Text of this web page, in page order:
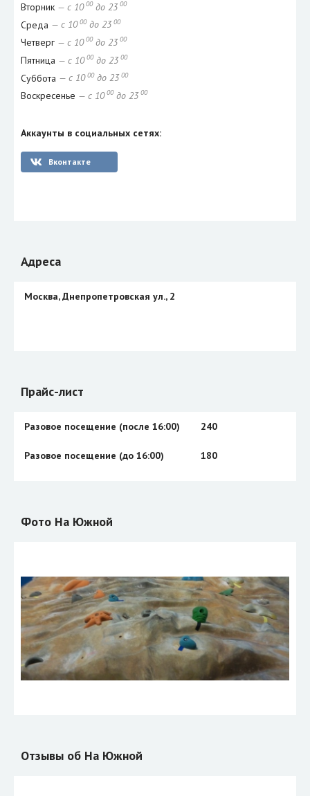
Вторник — с 10 00до 23 00
Среда — с 10 00до 23 00
Четверг — с 10 00до 23 00
Пятница — с 10 00до 23 00
Суббота — с 10 00до 23 00
Воскресенье — с 10 00до 23 00
Аккаунты в социальных сетях:
Вконтакте
Адреса
Москва, Днепропетровская ул., 2
Прайс-лист
Разовое посещение (после 16:00) 240
Разовое посещение (до 16:00) 180
Фото На Южной
Отзывы об На Южной